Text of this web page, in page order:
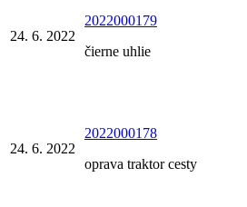
24. 6. 2022
2022000179
čierne uhlie
24. 6. 2022
2022000178
oprava traktor cesty